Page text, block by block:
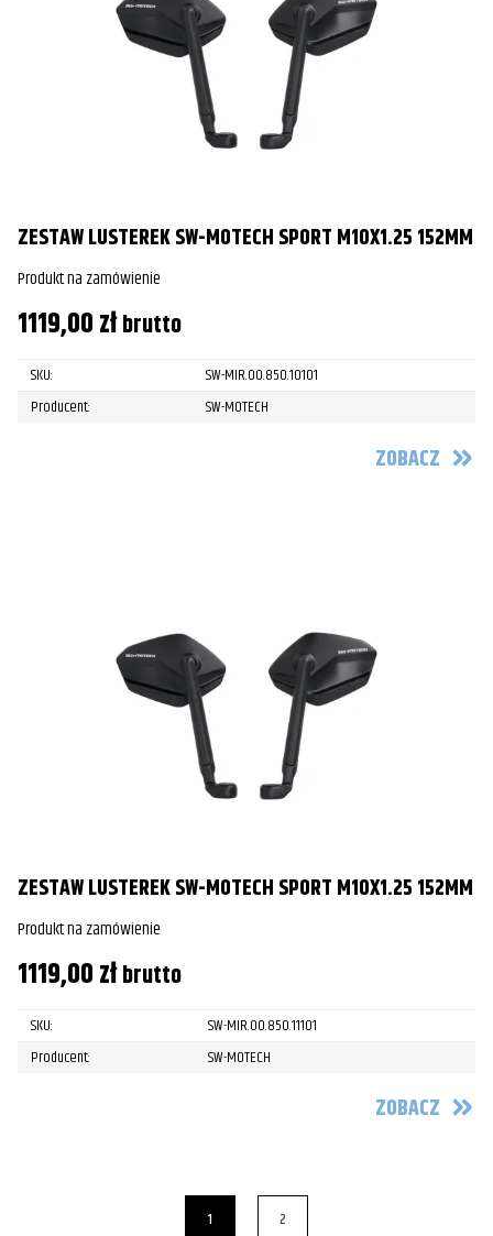
ZESTAW LUSTEREK SW-MOTECH SPORT M10X1.25 152MM
Produkt na zamówienie
1119,00złbrutto
SKU:
SW-MIR.00.850.10101
Producent:
SW-MOTECH
ZOBACZ
ZESTAW LUSTEREK SW-MOTECH SPORT M10X1.25 152MM
Produkt na zamówienie
1119,00złbrutto
SKU:
SW-MIR.00.850.11101
Producent:
SW-MOTECH
ZOBACZ
1 2